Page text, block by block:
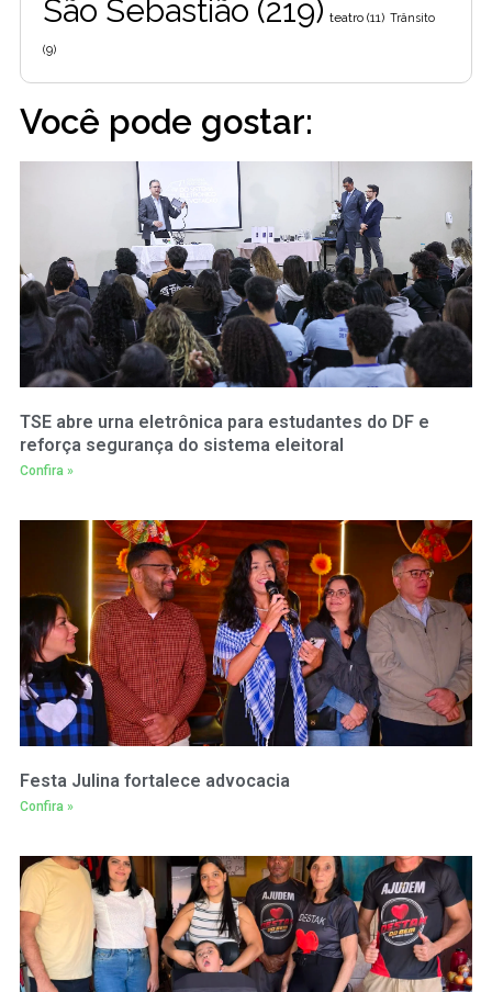
São Sebastião (219) teatro (11) Trânsito
(9)
Você pode gostar:
TSE abre urna eletrônica para estudantes do DF e
reforça segurança do sistema eleitoral
Confira »
Festa Julina fortalece advocacia
Confira »